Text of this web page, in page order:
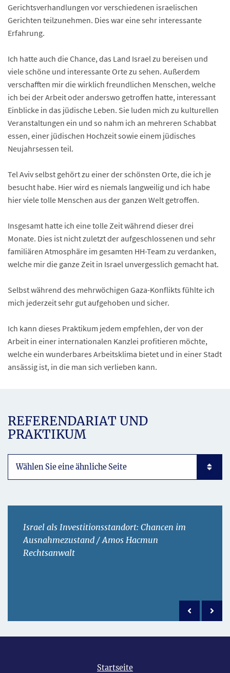
Gerichtsverhandlungen vor verschiedenen israelischen
Gerichten teilzunehmen. Dies war eine sehr interessante
Erfahrung.
Ich hatte auch die Chance, das Land Israel zu bereisen und
viele schöne und interessante Orte zu sehen. Außerdem
verschafften mir die wirklich freundlichen Menschen, welche
ich bei der Arbeit oder anderswo getroffen hatte, interessant
Einblicke in das jüdische Leben. Sie luden mich zu kulturellen
Veranstaltungen ein und so nahm ich an mehreren Schabbat
essen, einer jüdischen Hochzeit sowie einem jüdisches
Neujahrsessen teil.
Tel Aviv selbst gehört zu einer der schönsten Orte, die ich je
besucht habe. Hier wird es niemals langweilig und ich habe
hier viele tolle Menschen aus der ganzen Welt getroffen.
Insgesamt hatte ich eine tolle Zeit während dieser drei
Monate. Dies ist nicht zuletzt der aufgeschlossenen und sehr
familiären Atmosphäre im gesamten HH-Team zu verdanken,
welche mir die ganze Zeit in Israel unvergesslich gemacht hat.
Selbst während des mehrwöchigen Gaza-Konflikts fühlte ich
mich jederzeit sehr gut aufgehoben und sicher.
Ich kann dieses Praktikum jedem empfehlen, der von der
Arbeit in einer internationalen Kanzlei profitieren möchte,
welche ein wunderbares Arbeitsklima bietet und in einer Stadt
ansässig ist, in die man sich verlieben kann.
REFERENDARIAT UND
PRAKTIKUM
Israel als Investitionsstandort: Chancen im
Ausnahmezustand / Amos Hacmun
Rechtsanwalt
Previous
Next
Startseite